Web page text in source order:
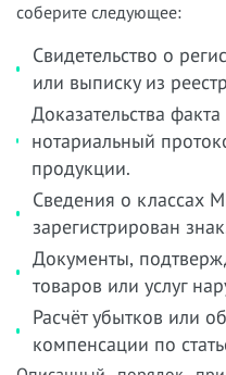
соберите следующее:
Свидетельство о
или выписку из
Доказательства
нотариальный
продукции.
Сведения о классах
зарегистрирован
Документы,
товаров или услуг
Расчёт убытков или
компенсации по